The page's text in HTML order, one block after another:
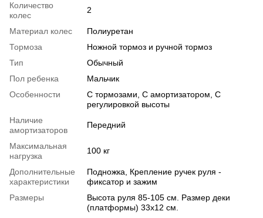
Количество
колес
2
Материал колес
Полиуретан
Тормоза
Ножной тормоз и ручной тормоз
Тип
Обычный
Пол ребенка
Мальчик
Особенности
С тормозами, С амортизатором, С
регулировкой высоты
Наличие
амортизаторов
Передний
Максимальная
нагрузка
100 кг
Дополнительные
характеристики
Подножка, Крепление ручек руля -
фиксатор и зажим
Размеры
Высота руля 85-105 см. Размер деки
(платформы) 33х12 см.